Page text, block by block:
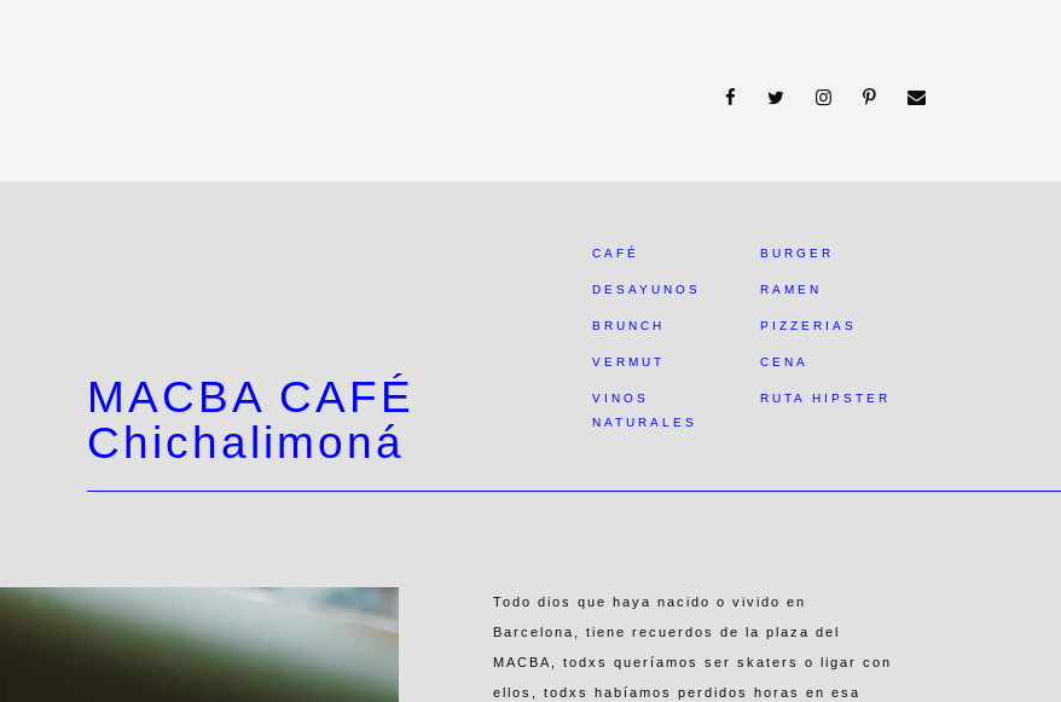
MACBA CAFÉ
Chichalimoná
CAFÉ
DESAYUNOS
BRUNCH
VERMUT
VINOS
NATURALES
BURGER
RAMEN
PIZZERIAS
CENA
RUTA HIPSTER
Todo dios que haya nacido o vivido en
Barcelona, tiene recuerdos de la plaza del
MACBA, todxs queríamos ser skaters o ligar con
ellos, todxs habíamos perdidos horas en esa